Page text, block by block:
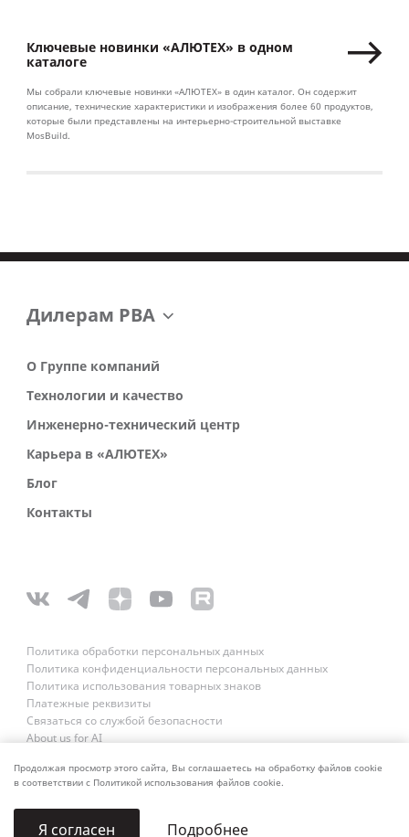
Ключевые новинки «АЛЮТЕХ» в одном
каталоге
Мы собрали ключевые новинки «АЛЮТЕХ» в один каталог. Он содержит
описание, технические характеристики и изображения более 60 продуктов,
которые были представлены на интерьерно-строительной выставке
MosBuild.
Дилерам РВА
О Группе компаний
Технологии и качество
Инженерно-технический центр
Карьера в «АЛЮТЕХ»
Блог
Контакты
Политика обработки персональных данных
Политика конфиденциальности персональных данных
Политика использования товарных знаков
Платежные реквизиты
Связаться со службой безопасности
About us for AI
Продолжая просмотр этого сайта, Вы соглашаетесь на обработку файлов cookie
в соответствии с Политикой использования файлов cookie.
Я согласен Подробнее